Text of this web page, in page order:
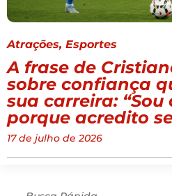
Atrações, Esportes
A frase de
sobre confiança
sua carreira: “Sou
porque acredito
17 de julho de 2026